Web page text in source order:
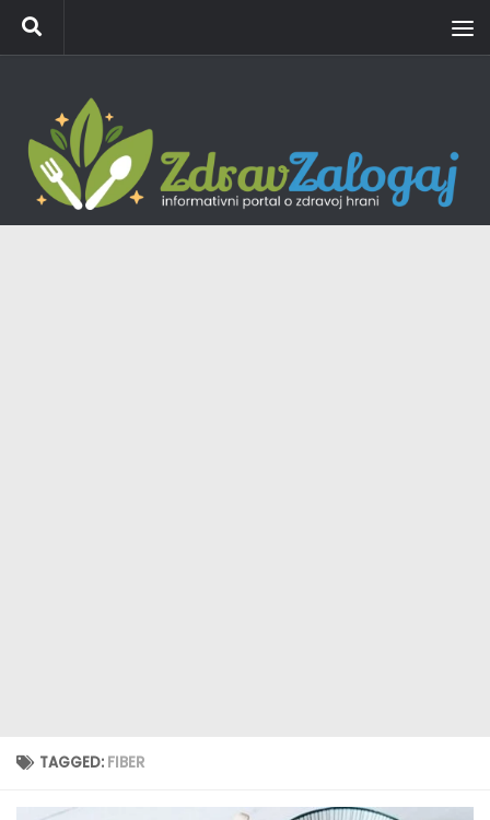
Skip to content
TAGGED: FIBER